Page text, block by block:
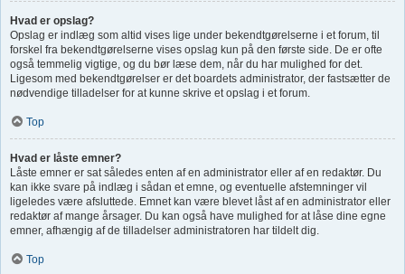
Hvad er opslag?
Opslag er indlæg som altid vises lige under bekendtgørelserne i et forum, til
forskel fra bekendtgørelserne vises opslag kun på den første side. De er ofte
også temmelig vigtige, og du bør læse dem, når du har mulighed for det.
Ligesom med bekendtgørelser er det boardets administrator, der fastsætter de
nødvendige tilladelser for at kunne skrive et opslag i et forum.
Top
Hvad er låste emner?
Låste emner er sat således enten af en administrator eller af en redaktør. Du
kan ikke svare på indlæg i sådan et emne, og eventuelle afstemninger vil
ligeledes være afsluttede. Emnet kan være blevet låst af en administrator eller
redaktør af mange årsager. Du kan også have mulighed for at låse dine egne
emner, afhængig af de tilladelser administratoren har tildelt dig.
Top